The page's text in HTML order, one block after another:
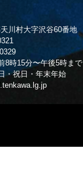
川村大字沢谷60番地
8時15分〜午後5時まで
・祝日・年末年始